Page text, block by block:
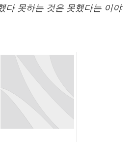
다 못하는 것은 못했다는 이야